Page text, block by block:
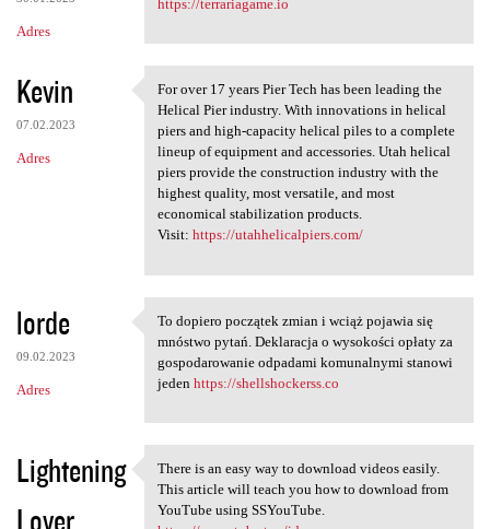
Adres
https://terrariagame.io
Kevin
07.02.2023
Adres
For over 17 years Pier Tech
For over 17 years Pier Tech has been leading the
Helical Pier industry. With innovations in helical
piers and high-capacity helical piles to a complete
lineup of equipment and accessories. Utah helical
piers provide the construction industry with the
highest quality, most versatile, and most
economical stabilization products.
Visit: https://utahhelicalpiers.com/
lorde
09.02.2023
Adres
To dopiero początek zmian i
To dopiero początek zmian i wciąż pojawia się
mnóstwo pytań. Deklaracja o wysokości opłaty za
gospodarowanie odpadami komunalnymi stanowi
jeden https://shellshockerss.co
Lightening
Lover
There is an easy way to
There is an easy way to download videos easily.
This article will teach you how to download from
YouTube using SSYouTube.